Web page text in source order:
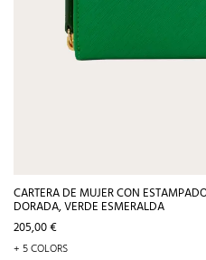
CARTERA DE MUJER CON
DORADA, VERDE ESMERALDA
Precio
205,00 €
+ 5 COLORS